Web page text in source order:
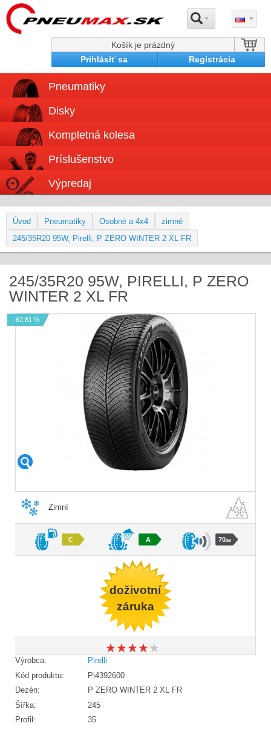
Košík je prázdný
Prihlásiť sa
Registrácia
Pneumatiky
Disky
Kompletná kolesa
Príslušenstvo
Výpredaj
Úvod Pneumatiky Osobné a 4x4
zimné
245/35R20 95W, Pirelli, P ZERO WINTER 2 XL FR
245/35R20 95W, PIRELLI, P ZERO
WINTER 2 XL FR
-62,81 %
Zimní
C A 70dB
doživotní
záruka
★★★★★
★★★★★
Výrobca:
Pirelli
Kód produktu:
Pi4392600
Dezén:
P ZERO WINTER 2 XL FR
Šířka:
245
Profil:
35